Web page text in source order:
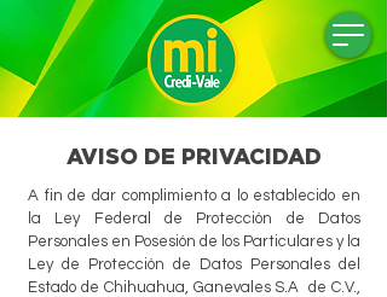
AVISO DE PRIVACIDAD
A fin de dar complimiento a lo establecido en
la Ley Federal de Protección de Datos
Personales en Posesión de los Particulares y la
Ley de Protección de Datos Personales del
Estado de Chihuahua, Ganevales S.A de C.V.,